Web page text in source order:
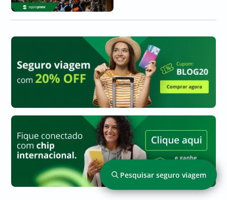
Pesquisar seguro viagem